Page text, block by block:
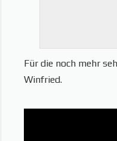
Für die noch mehr
Winfried.